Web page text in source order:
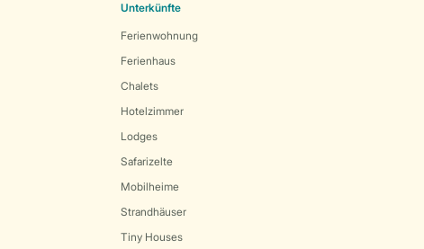
Unterkünfte
Ferienwohnung
Ferienhaus
Chalets
Hotelzimmer
Lodges
Safarizelte
Mobilheime
Strandhäuser
Tiny Houses